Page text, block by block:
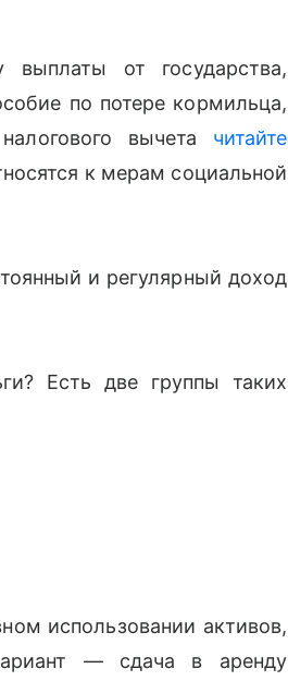
выплаты от государства,
по потере кормильца,
вычета читайте
к мерам социальной
и регулярный доход
Есть две группы таких
использовании активов,
— сдача в аренду